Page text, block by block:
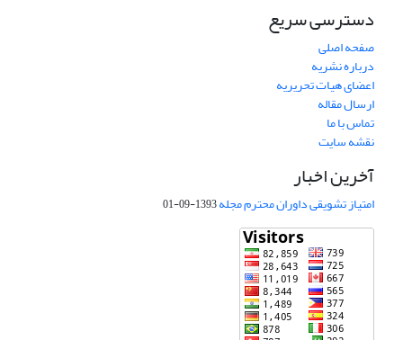
دسترسی سریع
صفحه اصلی
درباره نشریه
اعضای هیات تحریریه
ارسال مقاله
تماس با ما
نقشه سایت
آخرین اخبار
امتیاز تشویقی داوران محترم مجله1393-09-01